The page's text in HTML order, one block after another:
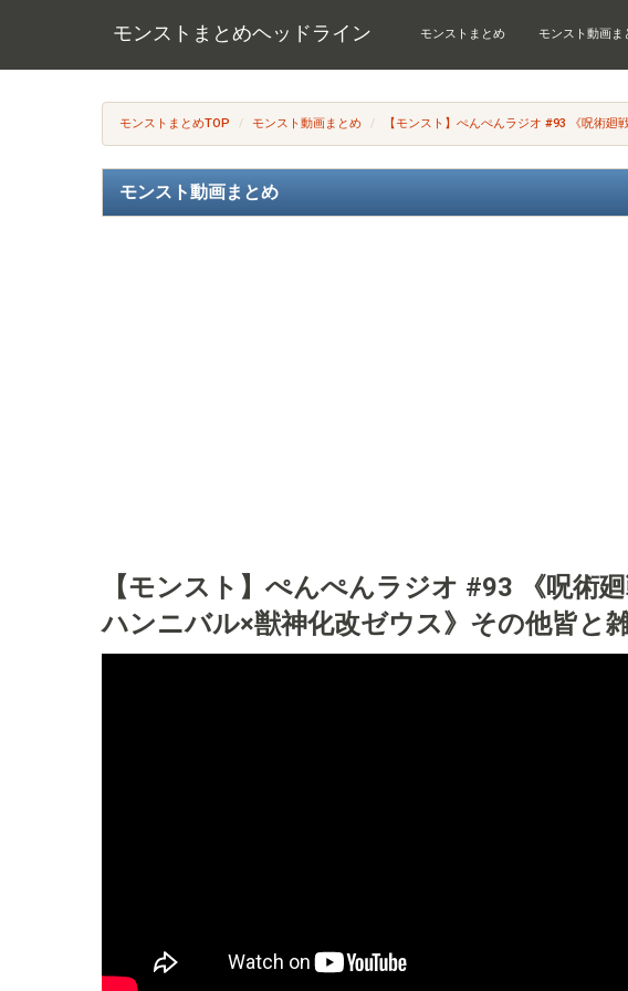
モンストまとめヘッドライン モンストまとめ モンスト動画ま
モンストまとめTOP モンスト動画まとめ 【モンスト】ぺんぺんラジオ #93 《呪術
モンスト動画まとめ
【モンスト】ぺんぺんラジオ #93 《呪術
ハンニバル×獣神化改ゼウス》その他皆と